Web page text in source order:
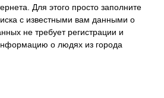
Для этого просто заполните
с известными вам данными о
не требует регистрации и
о людях из города